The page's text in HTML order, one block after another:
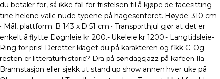
du betaler for, så ikke fall for fristelsen til å kjøpe de facesitting
tine helene valle nude typene på hagesenteret. Høyde: 310 cm
• Mål, plattform: B 143 x D 51 cm • Transporthjul gjør at det er
enkelt å flytte Døgnleie kr 200,- Ukeleie kr 1200,- Langtidsleie-
Ring for pris! Deretter klaget du på karakteren og fikk C. Og
resten er litteraturhistorie? Dra på søndagsjazz på kafeen Ila
Brannstasjon eller sjekk ut stand up show annen hver uke på